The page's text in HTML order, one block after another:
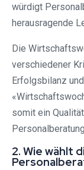
würdigt
herausragende
Die
verschiedener
Erfolgsbilanz
somit ein
2. Wie wählt